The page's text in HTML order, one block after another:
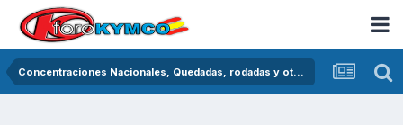
Concentraciones Nacionales, Quedadas, rodadas y otras crónicas del asfalto